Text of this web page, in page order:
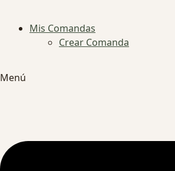
Mis Comandas
Crear Comanda
Menú